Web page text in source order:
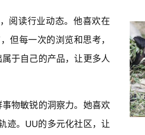
阅读行业动态。他喜欢在
但每一次的浏览和思考，
于自己的产品，让更多人
物敏锐的洞察力。她喜欢
迹。UU的多元化社区，让